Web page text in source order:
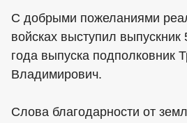
С добрыми пожеланиями
войсках выступил выпускник
года выпуска подполковник
Владимирович.
Слова благодарности от